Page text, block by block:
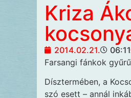
Kriza
2014.02.21. 06:11
Farsangi fánkok
Dísztermében, a
szó esett – annál